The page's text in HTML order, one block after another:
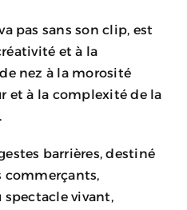
pas sans son clip, est
et à la
nez à la morosité
et à la complexité de la
barrières, destiné
commerçants,
spectacle vivant,